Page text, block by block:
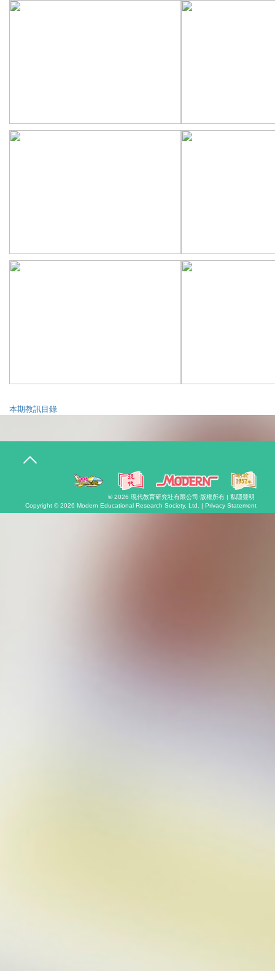
本期教訊目錄
T
n
© 2026 現代教育研究社有限公司 ·版權所有 | 私隱聲明
Copyright © 2026 Modern Educational Research Society, Ltd. | Privacy Statement